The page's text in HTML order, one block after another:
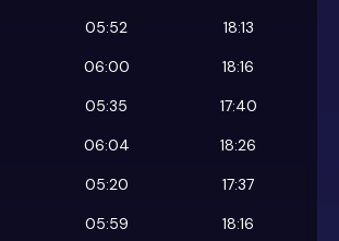
05:52
18:13
06:00
18:16
05:35
17:40
06:04
18:26
05:20
17:37
05:59
18:16